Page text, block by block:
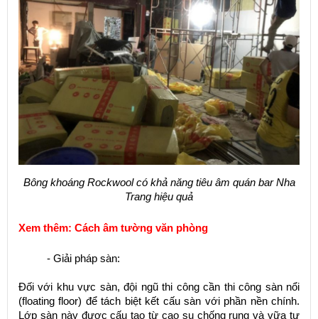
Bông khoáng Rockwool có khả năng tiêu âm quán bar Nha
Trang hiệu quả
Xem thêm: Cách âm tường văn phòng
- Giải pháp sàn:
Đối với khu vực sàn, đội ngũ thi công cần thi công sàn nổi
(floating floor) để tách biệt kết cấu sàn với phần nền chính.
Lớp sàn này được cấu tạo từ cao su chống rung và vữa tự